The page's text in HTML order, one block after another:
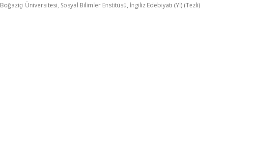
Boğaziçi Üniversitesi, Sosyal Bilimler Enstitüsü, İngiliz Edebiyatı (Yl) (Tezli)